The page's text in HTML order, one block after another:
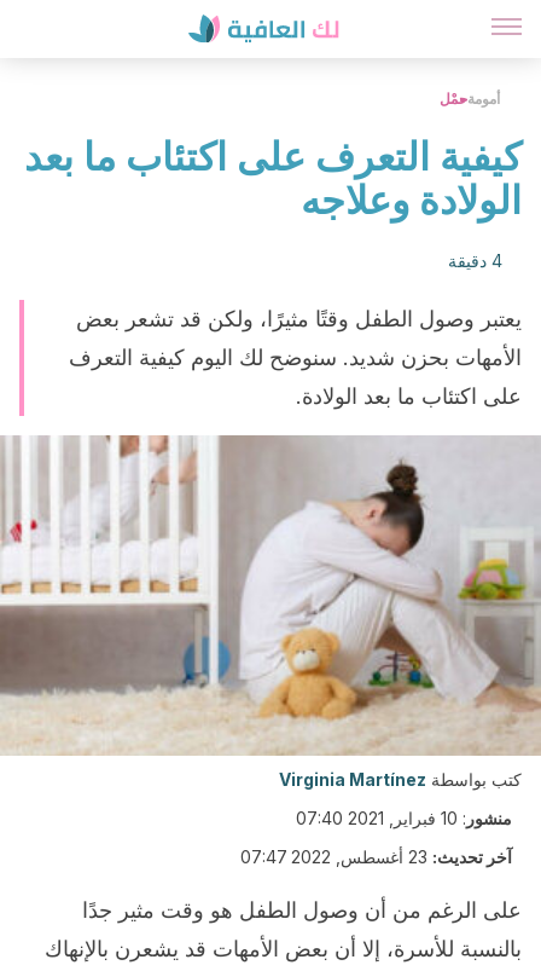
أمومةحمْل
كيفية التعرف على اكتئاب ما بعد
الولادة وعلاجه
4 دقيقة
يعتبر وصول الطفل وقتًا مثيرًا، ولكن قد تشعر بعض
الأمهات بحزن شديد. سنوضح لك اليوم كيفية التعرف
على اكتئاب ما بعد الولادة.
كتب بواسطة Virginia Martínez
منشور : 10 فبراير, 2021 07:40
آخر تحديث: 23 أغسطس, 2022 07:47
على الرغم من أن وصول الطفل هو وقت مثير جدًا
بالنسبة للأسرة، إلا أن بعض الأمهات قد يشعرن بالإنهاك